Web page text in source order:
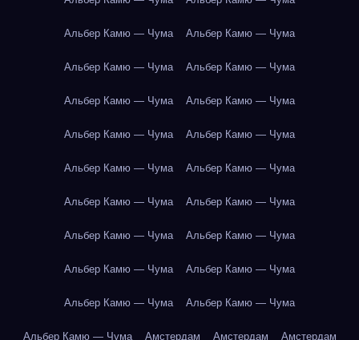
Альбер Камю — Чума Альбер Камю — Чума
Альбер Камю — Чума Альбер Камю — Чума
Альбер Камю — Чума Альбер Камю — Чума
Альбер Камю — Чума Альбер Камю — Чума
Альбер Камю — Чума Альбер Камю — Чума
Альбер Камю — Чума Альбер Камю — Чума
Альбер Камю — Чума Альбер Камю — Чума
Альбер Камю — Чума Альбер Камю — Чума
Альбер Камю — Чума Альбер Камю — Чума
Альбер Камю — Чума Амстердам Амстердам Амстердам